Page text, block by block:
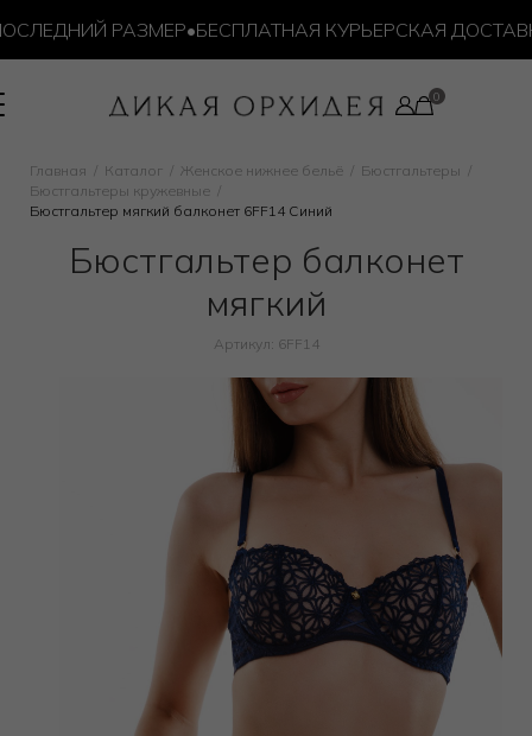
РАЗМЕР•БЕСПЛАТНАЯ КУРЬЕРСКАЯ ДОСТАВКА
Главная Каталог Женское нижнее бельё
Бюстгальтеры
Бюстгальтеры кружевные
Бюстгальтер мягкий балконет 6FF14 Синий
Бюстгальтер балконет
мягкий
Артикул: 6FF14